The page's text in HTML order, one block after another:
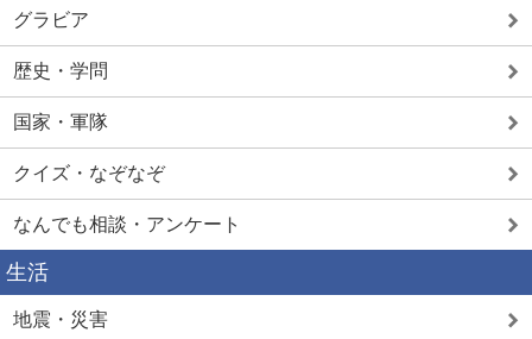
グラビア
歴史・学問
国家・軍隊
クイズ・なぞなぞ
なんでも相談・アンケート
生活
地震・災害